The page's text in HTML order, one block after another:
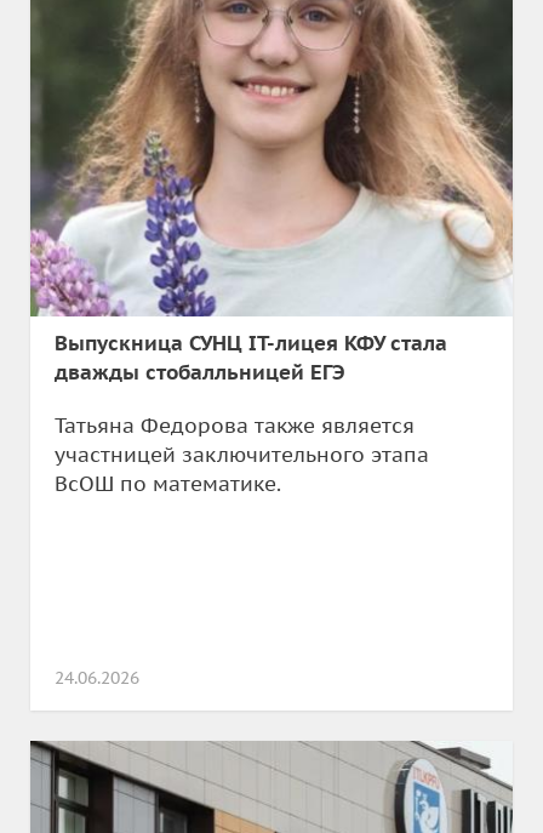
Выпускница СУНЦ IT-лицея КФУ стала
дважды стобалльницей ЕГЭ
Татьяна Федорова также является
участницей заключительного этапа
ВсОШ по математике.
24.06.2026